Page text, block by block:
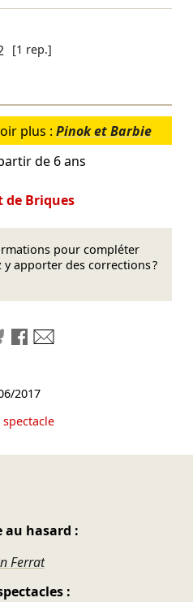
[1 rep.]
plus : Pinok et Barbie
de 6 ans
de Briques
pour compléter
apporter des corrections ?
liensur LinkedIn
sur Mastodon
Partager sur Bluesky
Partager sur Facebook
2017
au hasard :
Ferrat
: